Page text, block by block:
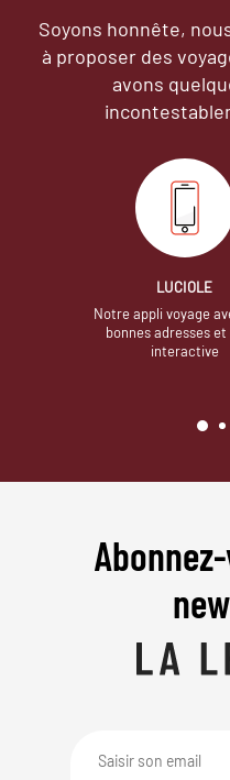
Soyons honnête,
à proposer des
avons
LUCIOLE
Notre appli voyage
bonnes adresses
interactive